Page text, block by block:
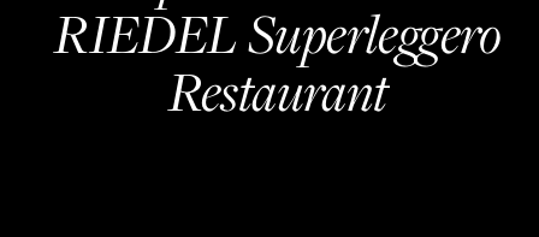
RIEDEL Superleggero
Restaurant